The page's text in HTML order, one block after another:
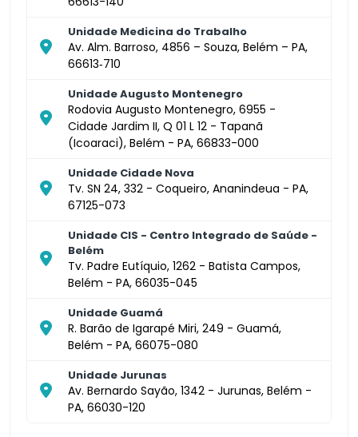
Unidade Medicina do Trabalho
Av. Alm. Barroso, 4856 – Souza, Belém – PA,
66613‑710
Unidade Augusto Montenegro
Rodovia Augusto Montenegro, 6955 -
Cidade Jardim II, Q 01 L 12 - Tapanã
(Icoaraci), Belém - PA, 66833-000
Unidade Cidade Nova
Tv. SN 24, 332 - Coqueiro, Ananindeua - PA,
67125-073
Unidade CIS - Centro Integrado de Saúde -
Belém
Tv. Padre Eutíquio, 1262 - Batista Campos,
Belém - PA, 66035-045
Unidade Guamá
R. Barão de Igarapé Miri, 249 - Guamá,
Belém - PA, 66075-080
Unidade Jurunas
Av. Bernardo Sayão, 1342 - Jurunas, Belém -
PA, 66030-120